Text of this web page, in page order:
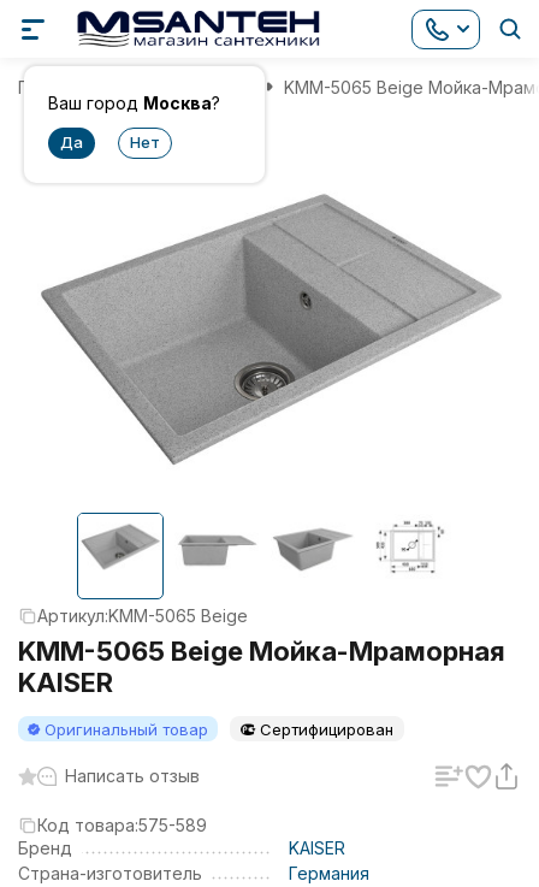
Ваш город Москва?
Главная KMM-5065 Beige Мойка-
Артикул:KMM-5065 Beige
KMM-5065 Beige Мойка-Мраморная
KAISER
Оригинальный товар Сертифицирован
Написать отзыв
Код товара:575-589
Бренд
KAISER
Страна-изготовитель
Германия